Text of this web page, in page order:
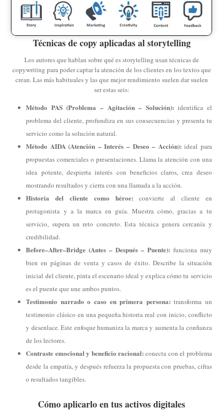
Técnicas de copy aplicadas al storytelling
Los autores que hablan sobre qué es storytelling usan técnicas de
copywriting para poder captar la atención de los clientes en los textos que
crean. Las más habituales y las que mejor rendimiento suelen dar suelen
ser estas seis:
Método PAS (Problema – Agitación – Solución): identifica el
problema del cliente, profundiza en sus consecuencias y presenta tu
servicio como la solución natural.
Método AIDA (Atención – Interés – Deseo – Acción): ideal para
propuestas comerciales o presentaciones. Llama la atención con una
idea potente, despierta interés con beneficios claros, crea deseo
mostrando resultados y cierra con una llamada a la acción.
Historia del cliente como héroe: convierte al cliente en
protagonista y a la marca en guía. Muestra cómo, gracias a tu
servicio, supera un reto concreto. Esta técnica genera cercanía y
credibilidad.
Before–After–Bridge (Antes – Después – Puente): funciona muy
bien en páginas de venta y casos de éxito. Describe la situación
inicial del cliente, pinta el escenario ideal y explica cómo tu servicio
es el puente que une ambos puntos.
Testimonio narrado o caso en primera persona: transforma un
testimonio clásico en una pequeña historia real con inicio, conflicto
y desenlace. Este enfoque humaniza la marca y aumenta la confianza
de los lectores.
Contraste emocional y beneficio racional: conecta con el problema
desde la empatía, y después refuerza la propuesta con pruebas, cifras
o resultados tangibles.
Cómo aplicarlo en tus activos digitales